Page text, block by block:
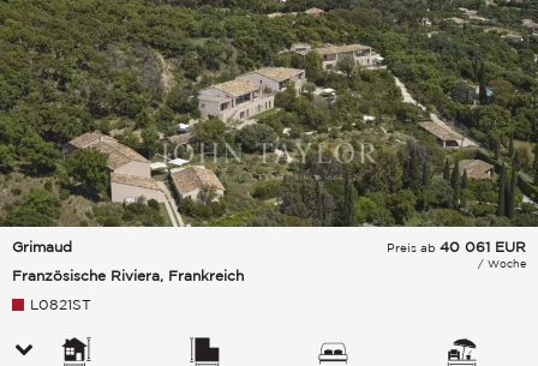
Grimaud
Französische Riviera, Frankreich
Preis ab 40 061 EUR
/ Woche
L0821ST